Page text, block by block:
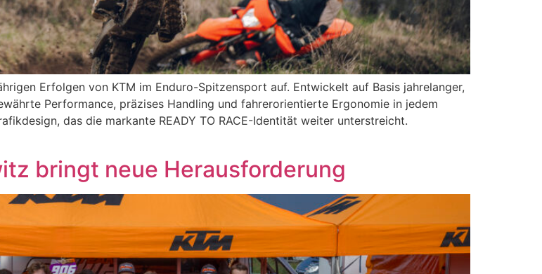
Erfolgen von KTM im Enduro-Spitzensport auf. Entwickelt auf Basis jahrelanger,
Performance, präzises Handling und fahrerorientierte Ergonomie in jedem
das die markante READY TO RACE-Identität weiter unterstreicht.
bringt neue Herausforderung